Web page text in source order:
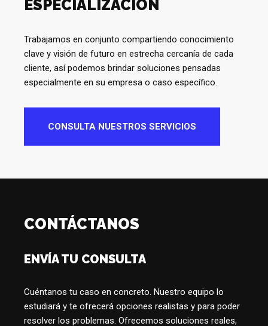
ESPECIALIZACIÓN
Trabajamos en conjunto compartiendo conocimiento
clave y visión de futuro en estrecha cercanía de cada
cliente, así podemos brindar soluciones pensadas
especialmente en su empresa o caso específico.
CONSULTA NUESTROS SERVICIOS
CONTÁCTANOS
ENVÍA TU CONSULTA
Cuéntanos tu caso en concreto. Nuestro equipo lo
estudiará y te ofrecerá opciones realistas y para poder
resolver los problemas. Ofrecemos soluciones reales,